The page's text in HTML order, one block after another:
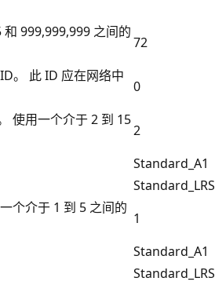
999,999,999 之间的
72
。 此 ID 应在网络中
0
使用一个介于 2 到 15
2
Standard_A1
Standard_LRS
个介于 1 到 5 之间的
1
Standard_A1
Standard_LRS